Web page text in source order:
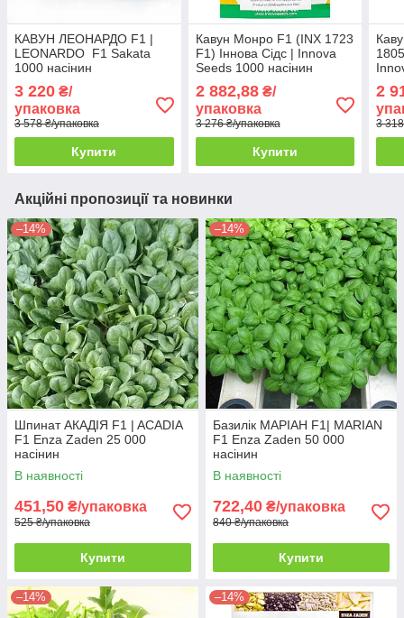
КАВУН ЛЕОНАРДО F1 |
LEONARDO F1 Sakata
1000 насінин
3 220 ₴/
упаковка
3 578 ₴/упаковка
Купити
Кавун Монро F1 (INX 1723
F1) Іннова Сідс | Innova
Seeds 1000 насінин
2 882,88₴/
упаковка
3 276 ₴/упаковка
Купити
2
3
Акційні пропозиції та новинки
–14%
Шпинат АКАДІЯ F1 | ACADIA
F1 Enza Zaden 25 000
насінин
В наявності
451,50 ₴/упаковка
525 ₴/упаковка
Купити
–14%
Базилік МАРІАН F1| MARIAN
F1 Enza Zaden 50 000
насінин
В наявності
722,40 ₴/упаковка
840 ₴/упаковка
Купити
–14% –14%